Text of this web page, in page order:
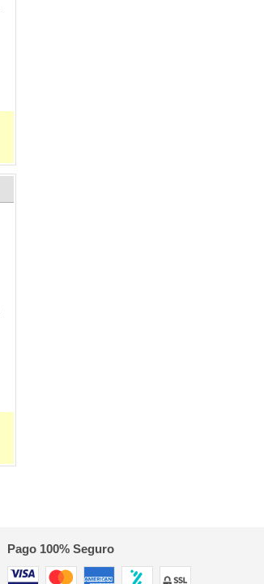
Pago 100% Seguro